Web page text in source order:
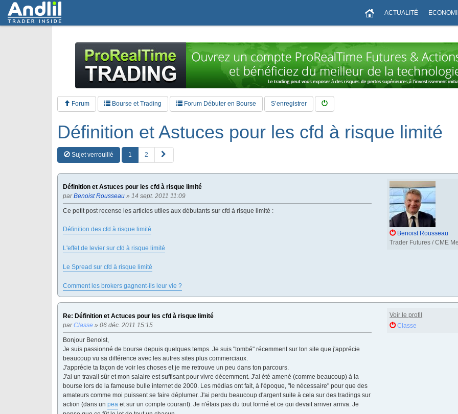
ACTUALITÉ
Forum Bourse et Trading Forum Débuter en Bourse S’enregistrer
Définition et Astuces pour les cfd à risque limité
Sujet verrouillé 1 2
u
i
a
n
e
Définition et Astuces pour les cfd à risque limité
parBenoist Rousseau » 14 sept. 2011 11:09
Ce petit post recense les articles utiles aux débutants sur cfd à risque limité :
Définition des cfd à risque limité
L'effet de levier sur cfd à risque limité
Le Spread sur cfd à risque limité
Comment les brokers gagnent-ils leur vie ?
Benoist Rousseau
Trader Futures / CME
Re: Définition et Actuces pour les cfd à risque limité
parClasse » 06 déc. 2011 15:15
Bonjour Benoist,
Je suis passionné de bourse depuis quelques temps. Je suis "tombé" récemment sur ton site que j'apprécie
beaucoup vu sa différence avec les autres sites plus commerciaux.
J'apprécie ta façon de voir les choses et je me retrouve un peu dans ton parcours.
J'ai un travail sûr et mon salaire est suffisant pour vivre décemment. J'ai été amené (comme beaucoup) à la
bourse lors de la fameuse bulle internet de 2000. Les médias ont fait, à l'époque, "le nécessaire" pour que des
amateurs comme moi puissent se faire déplumer. J'ai perdu beaucoup d'argent suite à cela sur des tradings sur
action (dans un pea et sur un compte courant). Je n'étais pas du tout formé et ce qui devait arriver arriva. Je
Voir le profil
Classe